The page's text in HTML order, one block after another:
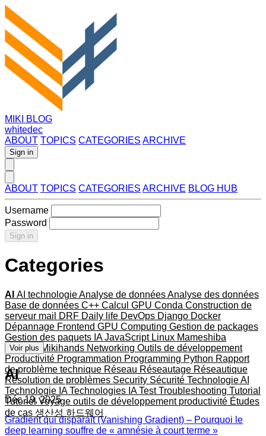
MIKI BLOG
whitedec
ABOUT TOPICS CATEGORIES ARCHIVE
Sign in
ABOUT TOPICS CATEGORIES ARCHIVE BLOG HUB
Username
Password
Sign in
Categories
AI AI technologieAnalyse de donnéesAnalyse des données
Base de données C++ Calcul GPU Conda Construction de
serveur mail
DRF Daily life DevOps Django Docker
Dépannage Frontend GPU Computing Gestion de packages
Gestion des paquets IAJavaScript Linux Mameshiba
Matériel Mikihands Networking Outils de développement
Productivité Programmation Programming Python Rapport
de problème technique Réseau Réseautage Réseautique
Résolution de problèmes Security Sécurité Technologie AI
Technologie IATechnologies IATestTroubleshooting Tutorial
TutorielVoyage outils de développement productivité Études
de cas 생산성 하드웨어
Voir plus
AI
Déc 19, 2025
Gradient qui disparaît (Vanishing Gradient) – Pourquoi le
deep learning souffre de « amnésie à court terme »